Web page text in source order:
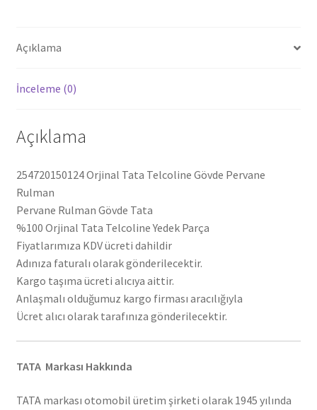
Açıklama
İnceleme (0)
Açıklama
254720150124 Orjinal Tata Telcoline Gövde Pervane
Rulman
Pervane Rulman Gövde Tata
%100 Orjinal Tata Telcoline Yedek Parça
Fiyatlarımıza KDV ücreti dahildir
Adınıza faturalı olarak gönderilecektir.
Kargo taşıma ücreti alıcıya aittir.
Anlaşmalı olduğumuz kargo firması aracılığıyla
Ücret alıcı olarak tarafınıza gönderilecektir.
TATA Markası Hakkında
TATA markası otomobil üretim şirketi olarak 1945 yılında